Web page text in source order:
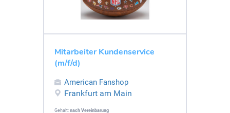
Mitarbeiter Kundenservice
(m/f/d)
American Fanshop
Frankfurt am Main
Gehalt: nach Vereinbarung